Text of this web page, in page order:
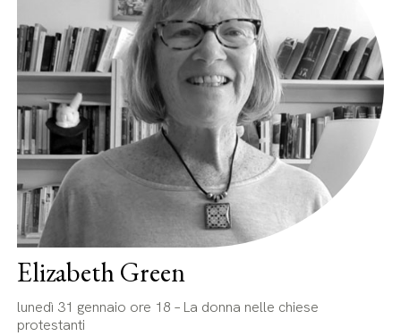
Elizabeth Green
lunedì 31 gennaio ore 18 – La donna nelle chiese
protestanti